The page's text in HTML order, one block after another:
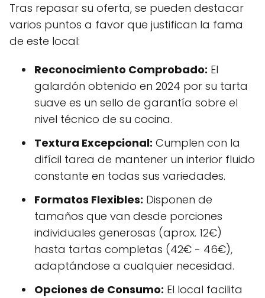
Tras repasar su oferta, se pueden destacar
varios puntos a favor que justifican la fama
de este local:
Reconocimiento Comprobado: El
galardón obtenido en 2024 por su tarta
suave es un sello de garantía sobre el
nivel técnico de su cocina.
Textura Excepcional: Cumplen con la
difícil tarea de mantener un interior fluido
constante en todas sus variedades.
Formatos Flexibles: Disponen de
tamaños que van desde porciones
individuales generosas (aprox. 12€)
hasta tartas completas (42€ - 46€),
adaptándose a cualquier necesidad.
Opciones de Consumo: El local facilita